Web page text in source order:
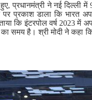
प्रधानमंत्री ने नई दिल्ली में
पर प्रकाश डाला कि भारत
कि इंटरपोल वर्ष 2023 में
समय है। श्री मोदी ने